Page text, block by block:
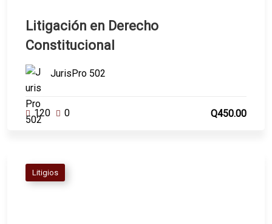
Litigación en Derecho
Constitucional
JurisPro 502
120 0 Q450.00
Litigios